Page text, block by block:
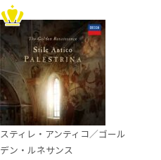
スティレ・アンティコ／ゴール
デン・ルネサンス